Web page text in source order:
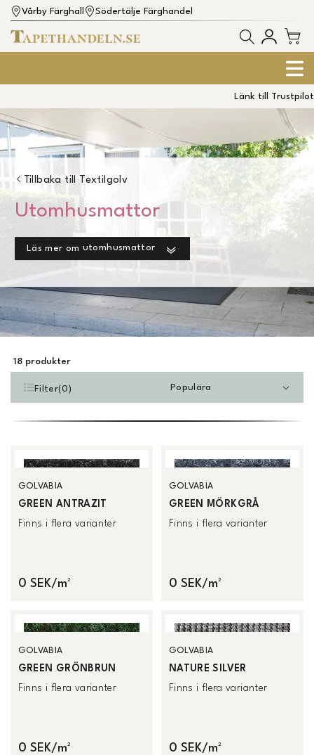
Vårby Färghall Södertälje Färghandel
Länk till Trustpilot
Tillbaka till Textilgolv
Utomhusmattor
Läs mer om utomhusmattor
18 produkter
Filter(0) Populära
GOLVABIA
GREEN ANTRAZIT
Finns i flera varianter
0 SEK/m²
GOLVABIA
GREEN MÖRKGRÅ
Finns i flera varianter
0 SEK/m²
GOLVABIA
GREEN GRÖNBRUN
Finns i flera varianter
0 SEK/m²
GOLVABIA
NATURE SILVER
Finns i flera varianter
0 SEK/m²